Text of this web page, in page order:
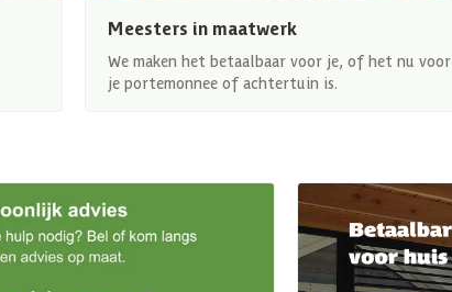
Meesters in maatwerk
We maken het betaalbaar voor je, of het nu voor
je portemonnee of achtertuin is.